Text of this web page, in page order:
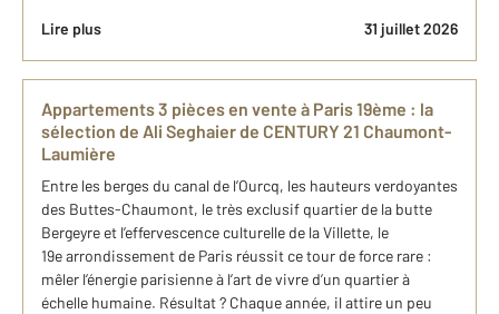
Lire plus 31 juillet 2026
Appartements 3 pièces en vente à Paris 19ème : la
sélection de Ali Seghaier de CENTURY 21 Chaumont-
Laumière
Entre les berges du canal de l’Ourcq, les hauteurs verdoyantes
des Buttes-Chaumont, le très exclusif quartier de la butte
Bergeyre et l’effervescence culturelle de la Villette, le
19e arrondissement de Paris réussit ce tour de force rare :
mêler l’énergie parisienne à l’art de vivre d’un quartier à
échelle humaine. Résultat ? Chaque année, il attire un peu